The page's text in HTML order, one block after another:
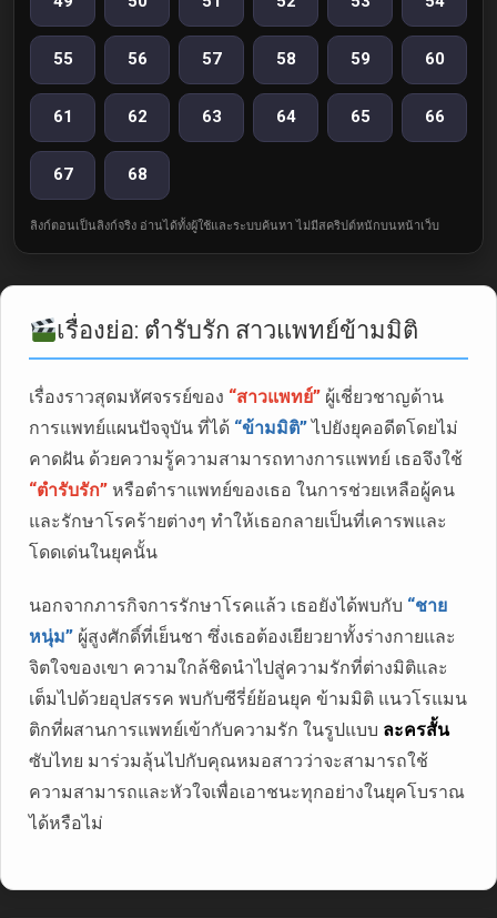
55 56 57 58 59 60
61 62 63 64 65 66
67 68
ลิงก์ตอนเป็นลิงก์จริง อ่านได้ทั้งผู้ใช้และระบบค้นหา ไม่มีสคริปต์หนักบนหน้าเว็บ
เรื่องย่อ: ตำรับรัก สาวแพทย์ข้ามมิติ
เรื่องราวสุดมหัศจรรย์ของ “สาวแพทย์” ผู้เชี่ยวชาญด้าน
การแพทย์แผนปัจจุบัน ที่ได้ “ข้ามมิติ”ไปยังยุคอดีตโดยไม่
คาดฝัน ด้วยความรู้ความสามารถทางการแพทย์ เธอจึงใช้
“ตำรับรัก” หรือตำราแพทย์ของเธอ ในการช่วยเหลือผู้คน
และรักษาโรคร้ายต่างๆ ทำให้เธอกลายเป็นที่เคารพและ
โดดเด่นในยุคนั้น
นอกจากภารกิจการรักษาโรคแล้ว เธอยังได้พบกับ “ชาย
หนุ่ม” ผู้สูงศักดิ์ที่เย็นชา ซึ่งเธอต้องเยียวยาทั้งร่างกายและ
จิตใจของเขา ความใกล้ชิดนำไปสู่ความรักที่ต่างมิติและ
เต็มไปด้วยอุปสรรค พบกับซีรี่ย์ย้อนยุค ข้ามมิติ แนวโรแมน
ติกที่ผสานการแพทย์เข้ากับความรัก ในรูปแบบ ละครสั้น
ซับไทย มาร่วมลุ้นไปกับคุณหมอสาวว่าจะสามารถใช้
ความสามารถและหัวใจเพื่อเอาชนะทุกอย่างในยุคโบราณ
ได้หรือไม่